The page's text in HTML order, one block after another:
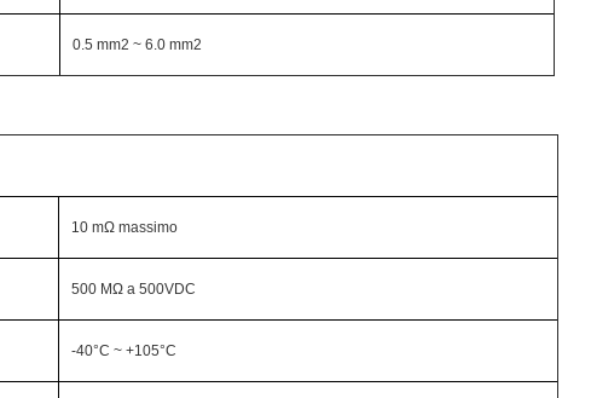
0.5 mm2 ~ 6.0 mm2
10 mΩ massimo
500 MΩ a 500VDC
-40°C ~ +105°C